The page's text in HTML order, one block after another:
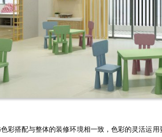
彩搭配与整体的装修环境相一致，色彩的灵活运